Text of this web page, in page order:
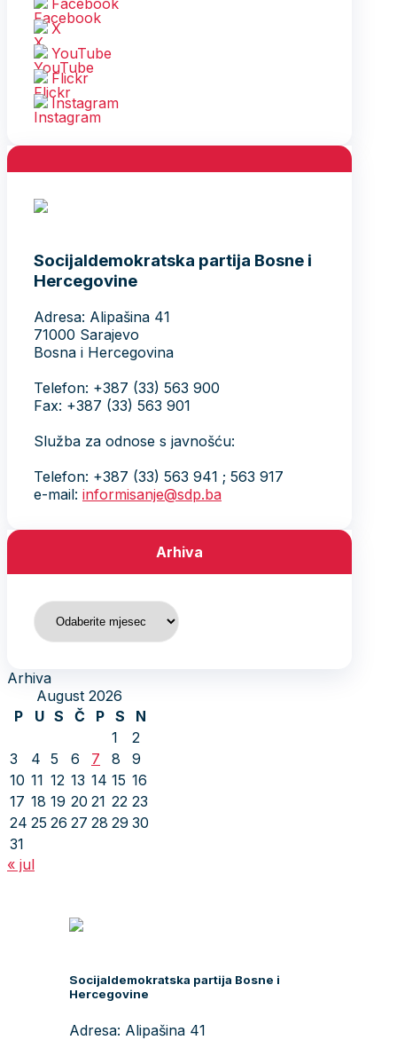
X
YouTube
Flickr
Instagram
Socijaldemokratska partija Bosne i
Hercegovine
Adresa: Alipašina 41
71000 Sarajevo
Bosna i Hercegovina
Telefon: +387 (33) 563 900
Fax: +387 (33) 563 901
Služba za odnose s javnošću:
Telefon: +387 (33) 563 941 ; 563 917
e-mail: informisanje@sdp.ba
Arhiva
Arhiva
Arhiva
August 2026
P
U S Č P S
N
1
2
3
4 5 6 7 8
9
10 11 12 13 14 15 16
17 18 19 20 21 22 23
24 25 26 27 28 29 30
31
« jul
Socijaldemokratska partija Bosne i
Hercegovine
Adresa: Alipašina 41